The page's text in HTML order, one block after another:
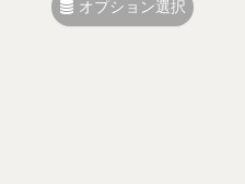
オプション選択